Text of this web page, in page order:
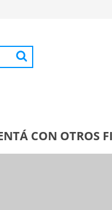
CON OTROS